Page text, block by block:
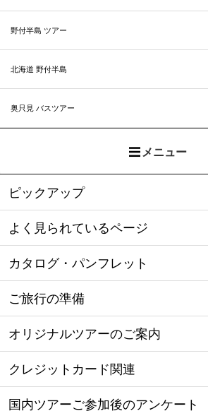
野付半島 ツアー
北海道 野付半島
奥只見 バスツアー
メニュー
ピックアップ
よく見られているページ
カタログ・パンフレット
ご旅行の準備
オリジナルツアーのご案内
クレジットカード関連
国内ツアーご参加後のアンケート